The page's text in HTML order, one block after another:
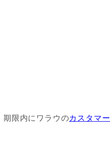
期限内にワラウのカスタマ